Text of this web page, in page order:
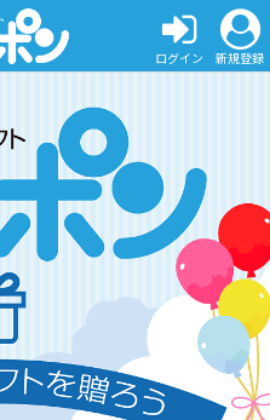
ログイン 新規登録